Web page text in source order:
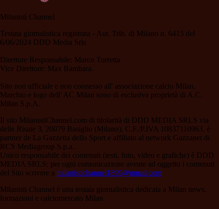
Milanisti Channel
Testata giornalistica registrata - Aut. Trib. di Milano n. 6415 del
6/06/2024 DDD Media Srls
Direttore Responsabile: Marco Torretta
Vice Direttore: Max Bambara.
Sito non ufficiale e non connesso all' associazione calcio Milan.
Marchio e logo dell' AC Milan sono di esclusiva proprietà di A.C.
Milan S.p.A.
Il sito MilanistiChannel.com di titolarità di DDD MEDIA SRLS via
delle Risaie 3, 20079 Basiglio (Milano), C.F./P.IVA 10837110963, è
partner de La Gazzetta dello Sport e affiliato al network Gazzanet di
RCS Mediagroup S.p.a..
Unico responsabile dei contenuti (testi, foto, video e grafiche) è DDD
MEDIA SRLS; per ogni comunicazione avente ad oggetto i contenuti
del Sito scrivere a milanistichannel1899@gmail.com
Milanisti Channel è una testata giornalistica dedicata a Milan news,
formazioni e calciomercato Milan